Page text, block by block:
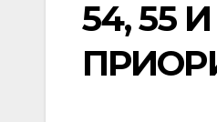
54, 55